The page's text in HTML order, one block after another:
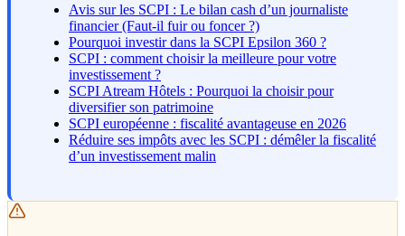
Avis sur les SCPI : Le bilan cash d’un journaliste
financier (Faut-il fuir ou foncer ?)
Pourquoi investir dans la SCPI Epsilon 360 ?
SCPI : comment choisir la meilleure pour votre
investissement ?
SCPI Atream Hôtels : Pourquoi la choisir pour
diversifier son patrimoine
SCPI européenne : fiscalité avantageuse en 2026
Réduire ses impôts avec les SCPI : démêler la fiscalité
d’un investissement malin